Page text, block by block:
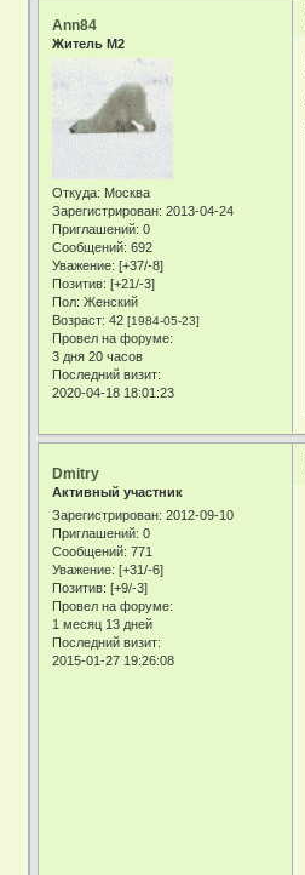
Ann84
Житель М2
Откуда: Москва
Зарегистрирован: 2013-04-24
Приглашений: 0
Сообщений: 692
Уважение: [+37/-8]
Позитив: [+21/-3]
Пол: Женский
Возраст: 42[1984-05-23]
Провел на форуме:
3 дня 20 часов
Последний визит:
2020-04-18 18:01:23
Dmitry
Активный участник
Зарегистрирован: 2012-09-10
Приглашений: 0
Сообщений: 771
Уважение: [+31/-6]
Позитив: [+9/-3]
Провел на форуме:
1 месяц 13 дней
Последний визит:
2015-01-27 19:26:08